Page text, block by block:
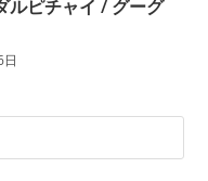
ルピチャイ / グーグ